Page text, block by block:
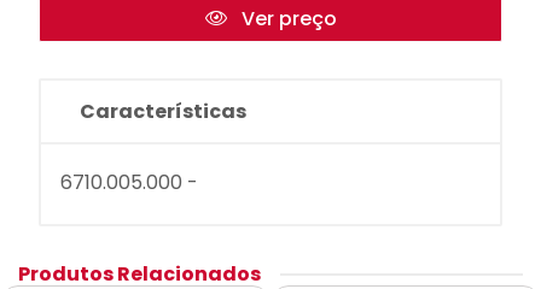
Ver preço
Características
6710.005.000 -
Produtos Relacionados